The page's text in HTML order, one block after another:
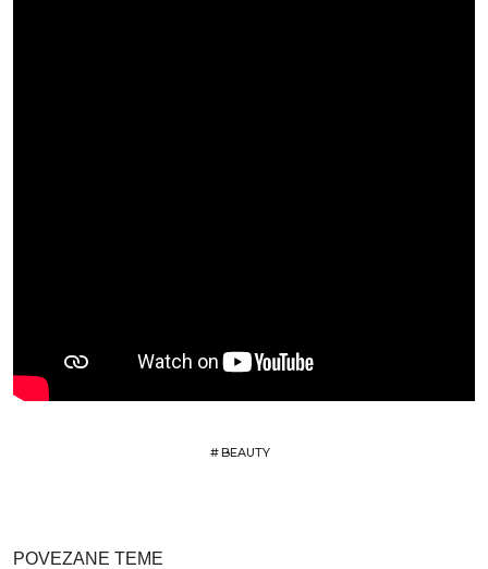
#BEAUTY
POVEZANE TEME